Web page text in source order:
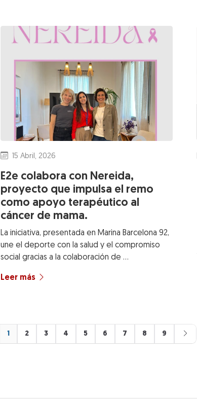
15 Abril, 2026
E2e colabora con Nereida,
proyecto que impulsa el remo
como apoyo terapéutico al
cáncer de mama.
La iniciativa, presentada en Marina Barcelona 92,
une el deporte con la salud y el compromiso
social gracias a la colaboración de …
Leer más
1 2 3 4 5 6 7 8 9